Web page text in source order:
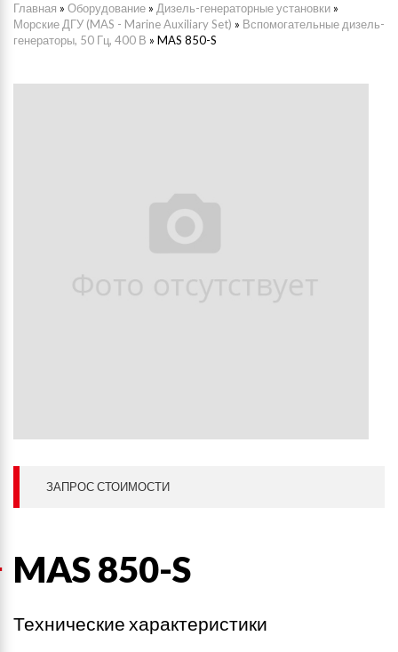
Главная » Оборудование » Дизель-генераторные установки »
Морские ДГУ (MAS - Marine Auxiliary Set) » Вспомогательные дизель-
генераторы, 50 Гц, 400 В » MAS 850-S
ЗАПРОС СТОИМОСТИ
MAS 850-S
Технические характеристики